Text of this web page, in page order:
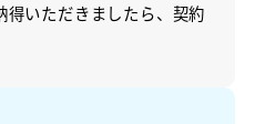
いただきましたら、契約